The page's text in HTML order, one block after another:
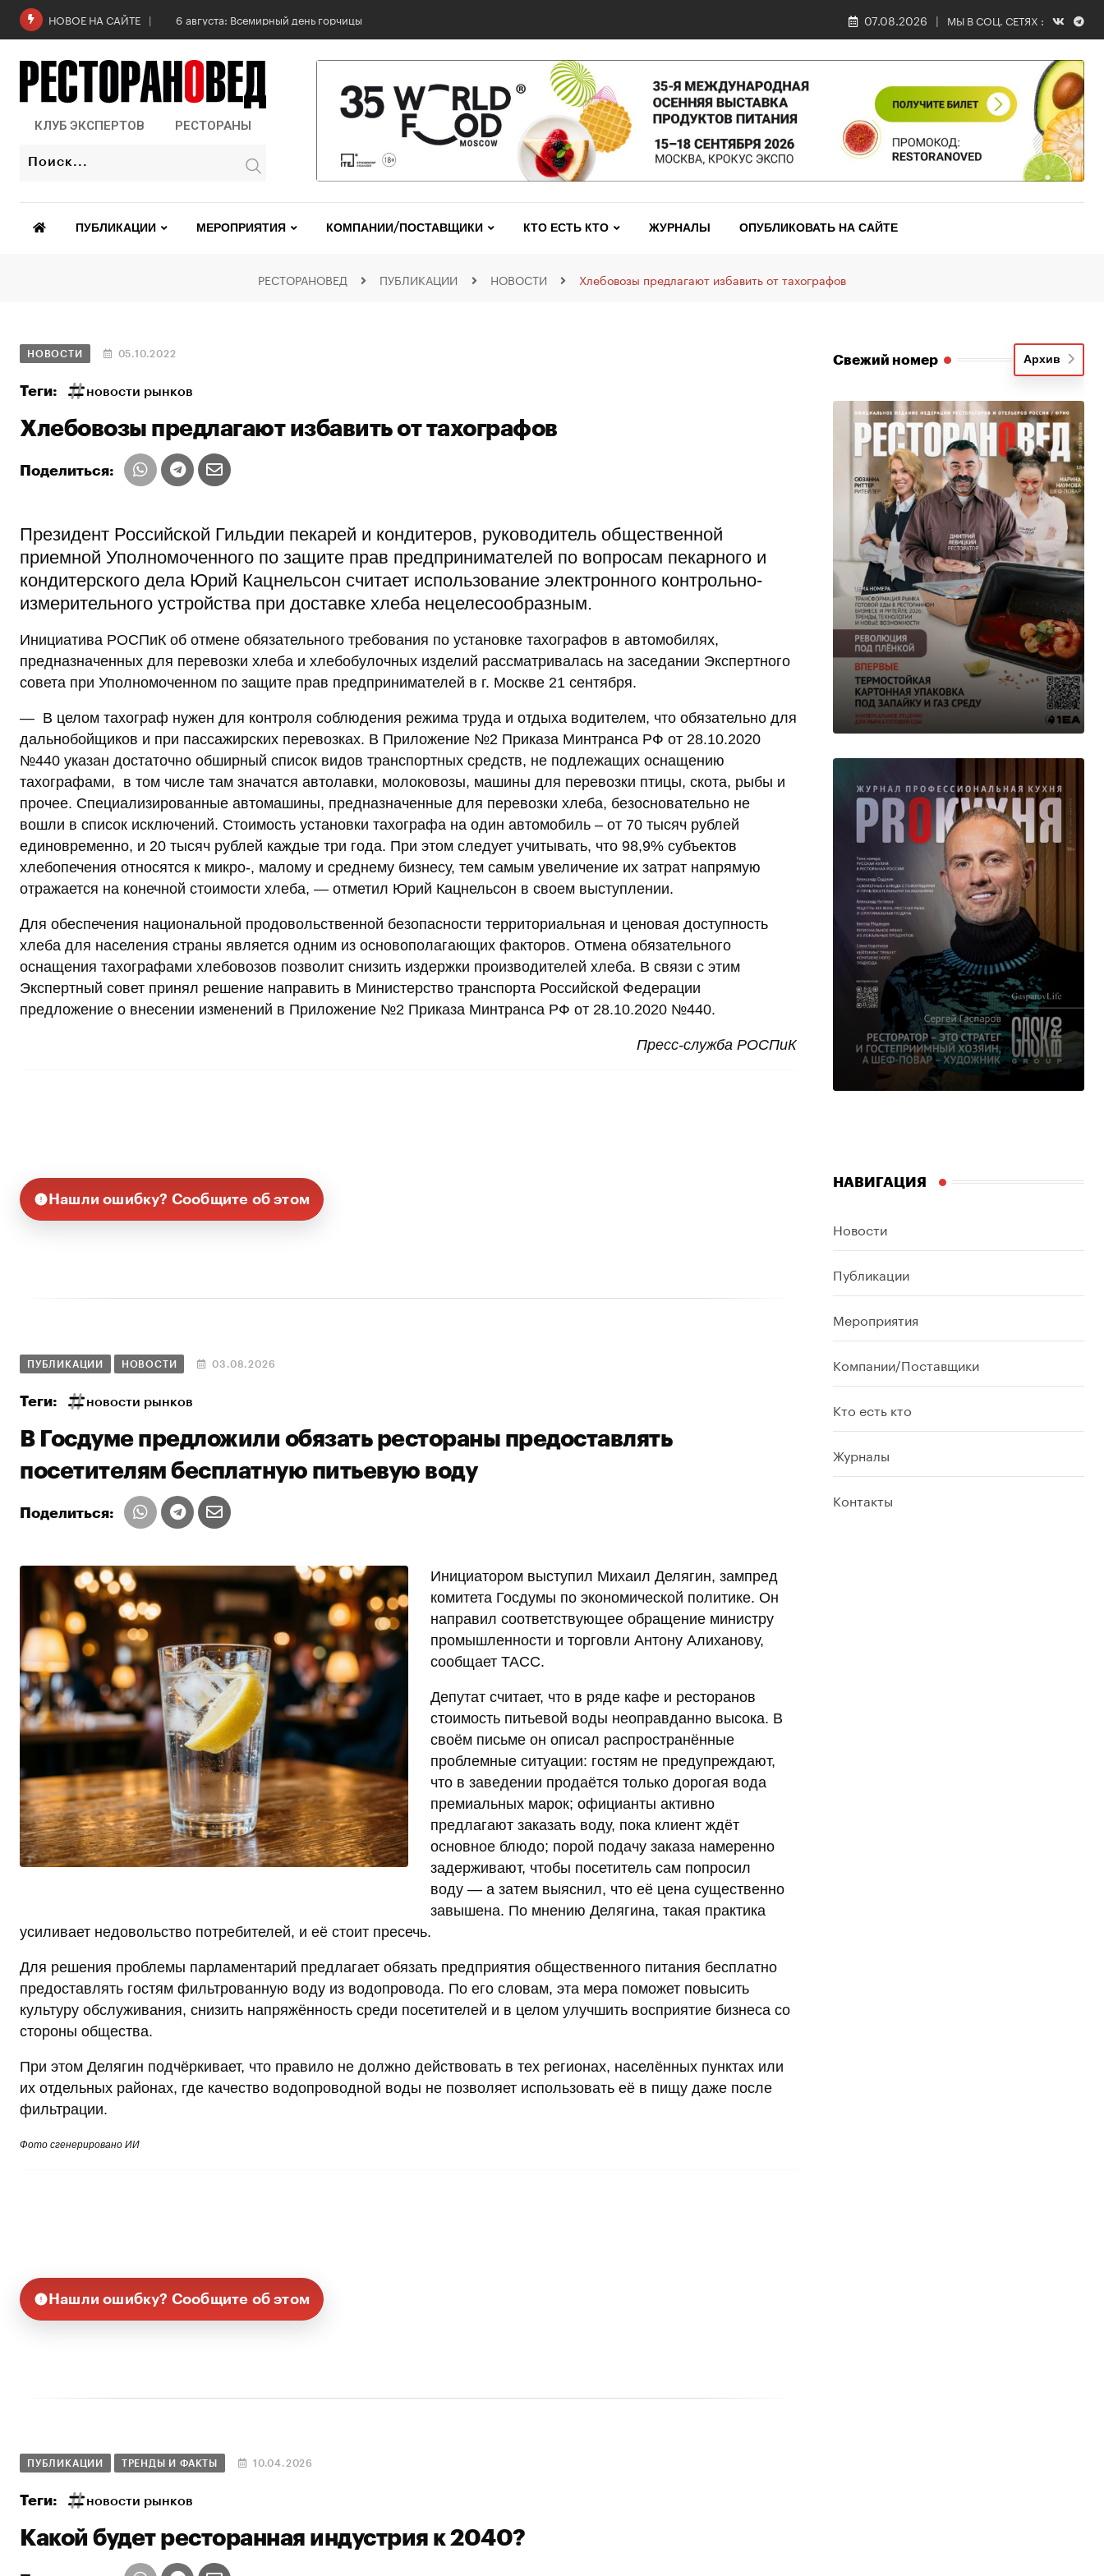
НОВОЕ НА САЙТЕ 6 августа: Всемирный день горчицы 07.08.2026 МЫ В СОЦ. СЕТЯХ :
КЛУБ ЭКСПЕРТОВ РЕСТОРАНЫ
ПУБЛИКАЦИИ МЕРОПРИЯТИЯ КОМПАНИИ/ПОСТАВЩИКИ КТО ЕСТЬ КТО ЖУРНАЛЫ ОПУБЛИКОВАТЬ НА САЙТЕ
РЕСТОРАНОВЕД ПУБЛИКАЦИИ НОВОСТИ Хлебовозы предлагают избавить от тахографов
НОВОСТИ 05.10.2022
Теги: новости рынков
Хлебовозы предлагают избавить от тахографов
Поделиться:
Президент Российской Гильдии пекарей и кондитеров, руководитель общественной
приемной Уполномоченного по защите прав предпринимателей по вопросам пекарного и
кондитерского дела Юрий Кацнельсон считает использование электронного контрольно-
измерительного устройства при доставке хлеба нецелесообразным.
Инициатива РОСПиК об отмене обязательного требования по установке тахографов в автомобилях,
предназначенных для перевозки хлеба и хлебобулочных изделий рассматривалась на заседании Экспертного
совета при Уполномоченном по защите прав предпринимателей в г. Москве 21 сентября.
— В целом тахограф нужен для контроля соблюдения режима труда и отдыха водителем, что обязательно для
дальнобойщиков и при пассажирских перевозках. В Приложение №2 Приказа Минтранса РФ от 28.10.2020
№440 указан достаточно обширный список видов транспортных средств, не подлежащих оснащению
тахографами, в том числе там значатся автолавки, молоковозы, машины для перевозки птицы, скота, рыбы и
прочее. Специализированные автомашины, предназначенные для перевозки хлеба, безосновательно не
вошли в список исключений. Стоимость установки тахографа на один автомобиль – от 70 тысяч рублей
единовременно, и 20 тысяч рублей каждые три года. При этом следует учитывать, что 98,9% субъектов
хлебопечения относятся к микро-, малому и среднему бизнесу, тем самым увеличение их затрат напрямую
отражается на конечной стоимости хлеба, — отметил Юрий Кацнельсон в своем выступлении.
Для обеспечения национальной продовольственной безопасности территориальная и ценовая доступность
хлеба для населения страны является одним из основополагающих факторов. Отмена обязательного
оснащения тахографами хлебовозов позволит снизить издержки производителей хлеба. В связи с этим
Экспертный совет принял решение направить в Министерство транспорта Российской Федерации
предложение о внесении изменений в Приложение №2 Приказа Минтранса РФ от 28.10.2020 №440.
Пресс-служба РОСПиК
Нашли ошибку? Сообщите об этом
ПУБЛИКАЦИИ НОВОСТИ 03.08.2026
Теги: новости рынков
В Госдуме предложили обязать рестораны предоставлять
посетителям бесплатную питьевую воду
Поделиться:
Инициатором выступил Михаил Делягин, зампред
комитета Госдумы по экономической политике. Он
направил соответствующее обращение министру
промышленности и торговли Антону Алиханову,
сообщает ТАСС.
Депутат считает, что в ряде кафе и ресторанов
стоимость питьевой воды неоправданно высока. В
своём письме он описал распространённые
проблемные ситуации: гостям не предупреждают,
что в заведении продаётся только дорогая вода
премиальных марок; официанты активно
предлагают заказать воду, пока клиент ждёт
основное блюдо; порой подачу заказа намеренно
задерживают, чтобы посетитель сам попросил
воду — а затем выяснил, что её цена существенно
завышена. По мнению Делягина, такая практика
усиливает недовольство потребителей, и её стоит пресечь.
Для решения проблемы парламентарий предлагает обязать предприятия общественного питания бесплатно
предоставлять гостям фильтрованную воду из водопровода. По его словам, эта мера поможет повысить
культуру обслуживания, снизить напряжённость среди посетителей и в целом улучшить восприятие бизнеса со
стороны общества.
При этом Делягин подчёркивает, что правило не должно действовать в тех регионах, населённых пунктах или
их отдельных районах, где качество водопроводной воды не позволяет использовать её в пищу даже после
фильтрации.
Фото сгенерировано ИИ
Нашли ошибку? Сообщите об этом
ПУБЛИКАЦИИ ТРЕНДЫ И ФАКТЫ 10.04.2026
Теги: новости рынков
Какой будет ресторанная индустрия к 2040?
Свежий номер Архив
НАВИГАЦИЯ
Новости
Публикации
Мероприятия
Компании/Поставщики
Кто есть кто
Журналы
Контакты